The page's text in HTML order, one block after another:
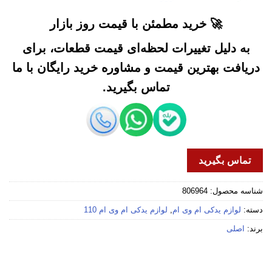
🚀 خرید مطمئن با قیمت روز بازار
به دلیل تغییرات لحظه‌ای قیمت قطعات، برای
دریافت بهترین قیمت و مشاوره خرید رایگان با ما
تماس بگیرید.
تماس بگیرید
شناسه محصول: 806964
دسته: لوازم یدکی ام وی ام, لوازم یدکی ام وی ام 110
برند: اصلی